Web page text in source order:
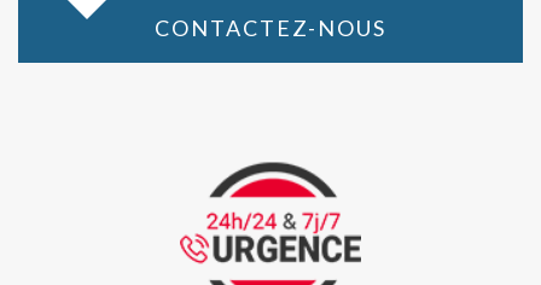
CONTACTEZ-NOUS